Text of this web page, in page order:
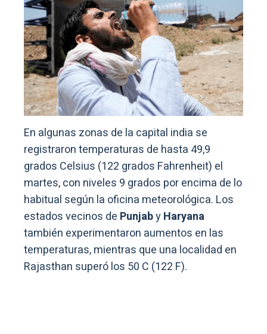
En algunas zonas de la capital india se
registraron temperaturas de hasta 49,9
grados Celsius (122 grados Fahrenheit) el
martes, con niveles 9 grados por encima de lo
habitual según la oficina meteorológica. Los
estados vecinos de PunjabyHaryana
también experimentaron aumentos en las
temperaturas, mientras que una localidad en
Rajasthan superó los 50 C (122 F).